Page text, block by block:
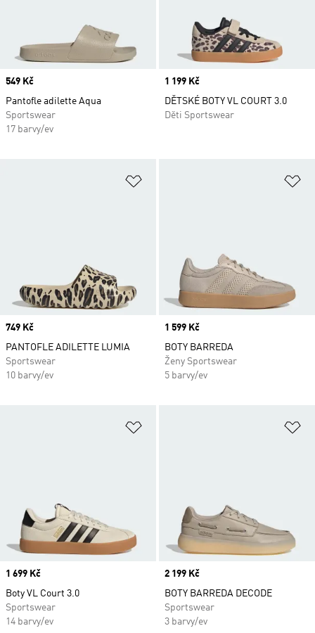
Price
549 Kč
Pantofle adilette Aqua
Sportswear
17 barvy/ev
Price
1 199 Kč
DĚTSKÉ BOTY VL COURT 3.0
Děti Sportswear
Price
749 Kč
PANTOFLE ADILETTE LUMIA
Sportswear
10 barvy/ev
Price
1 599 Kč
BOTY BARREDA
Ženy Sportswear
5 barvy/ev
Price
1 699 Kč
Boty VL Court 3.0
Sportswear
14 barvy/ev
Price
2 199 Kč
BOTY BARREDA DECODE
Sportswear
3 barvy/ev